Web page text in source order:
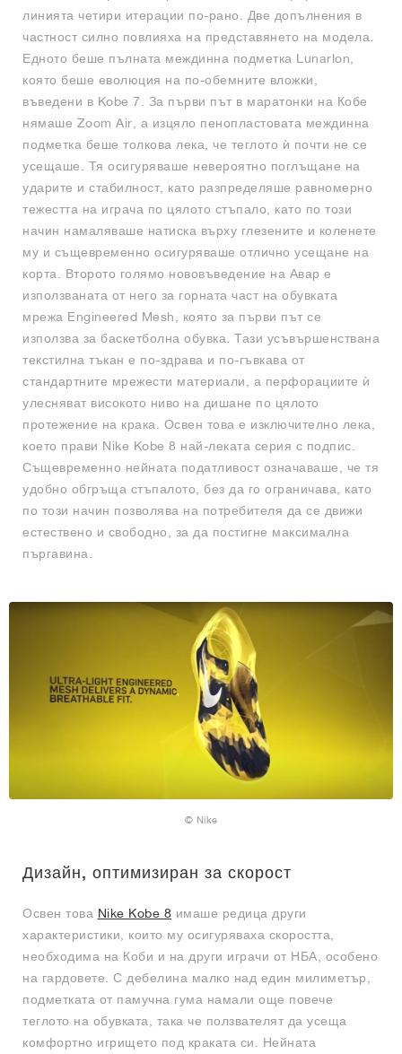
линията четири итерации по-рано. Две допълнения в
частност силно повлияха на представянето на модела.
Едното беше пълната междинна подметка Lunarlon,
която беше еволюция на по-обемните вложки,
въведени в Kobe 7. За първи път в маратонки на Кобе
нямаше Zoom Air, а изцяло пенопластовата междинна
подметка беше толкова лека, че теглото ѝ почти не се
усещаше. Тя осигуряваше невероятно поглъщане на
ударите и стабилност, като разпределяше равномерно
тежестта на играча по цялото стъпало, като по този
начин намаляваше натиска върху глезените и коленете
му и същевременно осигуряваше отлично усещане на
корта. Второто голямо нововъведение на Авар е
използваната от него за горната част на обувката
мрежа Engineered Mesh, която за първи път се
използва за баскетболна обувка. Тази усъвършенствана
текстилна тъкан е по-здрава и по-гъвкава от
стандартните мрежести материали, а перфорациите ѝ
улесняват високото ниво на дишане по цялото
протежение на крака. Освен това е изключително лека,
което прави Nike Kobe 8 най-леката серия с подпис.
Същевременно нейната податливост означаваше, че тя
удобно обгръща стъпалото, без да го ограничава, като
по този начин позволява на потребителя да се движи
естествено и свободно, за да постигне максимална
пъргавина.
© Nike
Дизайн, оптимизиран за скорост
Освен това Nike Kobe 8 имаше редица други
характеристики, които му осигуряваха скоростта,
необходима на Коби и на други играчи от НБА, особено
на гардовете. С дебелина малко над един милиметър,
подметката от памучна гума намали още повече
теглото на обувката, така че ползвателят да усеща
комфортно игрището под краката си. Нейната